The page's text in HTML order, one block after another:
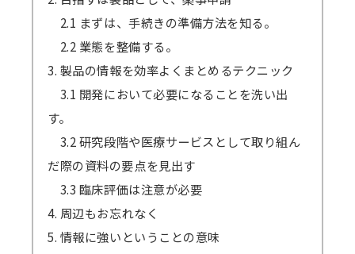
2.1 まずは、手続きの準備方法を知る。
2.2 業態を整備する。
3. 製品の情報を効率よくまとめるテクニック
3.1 開発において必要になることを洗い出
す。
3.2 研究段階や医療サービスとして取り組ん
だ際の資料の要点を見出す
3.3 臨床評価は注意が必要
4. 周辺もお忘れなく
5. 情報に強いということの意味